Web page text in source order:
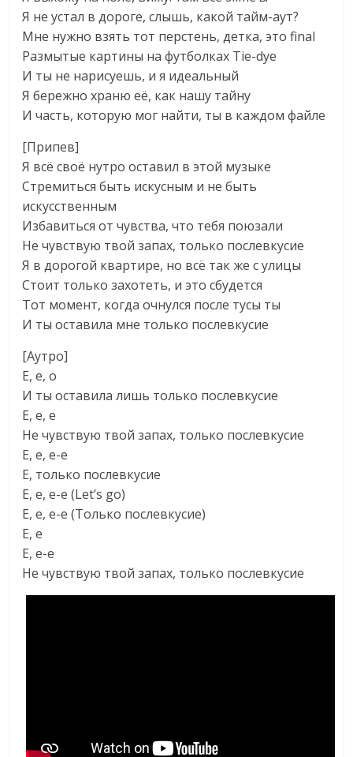
Я не устал в дороге, слышь, какой тайм-аут?
Мне нужно взять тот перстень, детка, это final
Размытые картины на футболках Tie-dye
И ты не нарисуешь, и я идеальный
Я бережно храню её, как нашу тайну
И часть, которую мог найти, ты в каждом файле
[Припев]
Я всё своё нутро оставил в этой музыке
Стремиться быть искусным и не быть
искусственным
Избавиться от чувства, что тебя поюзали
Не чувствую твой запах, только послевкусие
Я в дорогой квартире, но всё так же с улицы
Стоит только захотеть, и это сбудется
Тот момент, когда очнулся после тусы ты
И ты оставила мне только послевкусие
[Аутро]
Е, е, о
И ты оставила лишь только послевкусие
Е, е, е
Не чувствую твой запах, только послевкусие
Е, е, е-е
Е, только послевкусие
Е, е, е-е (Let’s go)
Е, е, е-е (Только послевкусие)
Е, е
Е, е-е
Не чувствую твой запах, только послевкусие